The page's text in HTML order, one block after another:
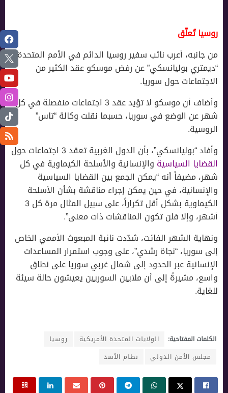
روسيا تُعلّق
من جانبه، أعرب نائب سفير روسيا الدائم في الأمم المتحدة
“ديمتري بوليانسكي” عن رفض موسكو عقد الكثير من
الاجتماعات حول سوريا.
وأضاف أن موسكو لا تؤيد عقد 3 اجتماعات منفصلة في كل
شهر عن الوضع في سوريا، حسبما نقلت وكالة “تاس”
الروسية.
وأفاد “بوليانسكي”، بأن الدول الغربية تعقد 3 اجتماعات حول
القضايا السياسية والإنسانية والأسلحة الكيماوية في كل
شهر، مضيفاً أنه “يمكن الجمع بين القضايا السياسية
والإنسانية، في حين يمكن إجراء مناقشة بشأن الأسلحة
الكيماوية بشكل أقل تكراراً، على سبيل المثال مرة كل 3
أشهر، وإلا فلن تكون المناقشات ذات معنى”.
ونهاية الشهر الفائت، شدّدت نائبة المبعوث الأممي الخاص
إلى سوريا، “نجاة رشدي”، على وجوب استمرار المساعدات
الإنسانية عبر الحدود إلى شمال غربي سوريا على نطاق
واسع، مشيرةً إلى أن ملايين السوريين يعيشون حالة سيئة
للغاية.
الكلمات المفتاحية: الولايات المتحدة الأمريكية
روسيا
مجلس الأمن الدولي
نظام الأسد